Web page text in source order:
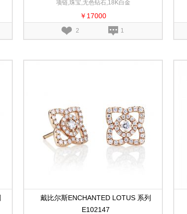
项链,珠宝,无色钻石,18K白金
￥17000
2 1
戴比尔斯ENCHANTED LOTUS 系列
E102147